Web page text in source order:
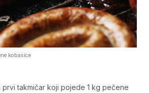
kobasice
prvi takmičar koji pojede 1 kg pečene